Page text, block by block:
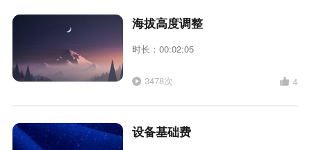
海拔高度调整
时长：00:02:05
3478次 4
设备基础费